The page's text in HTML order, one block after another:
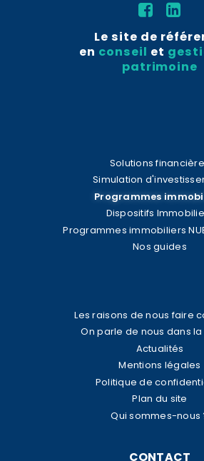
Le site de
en conseil et
patrimoine
Solutions
Simulation
Programmes
Dispositifs
Programmes immobiliers NUE
Nos guides
Les raisons de nous faire
On parle de nous dans
Actualités
Mentions légales
Politique de
Plan du site
Qui sommes-nous
CONTACT